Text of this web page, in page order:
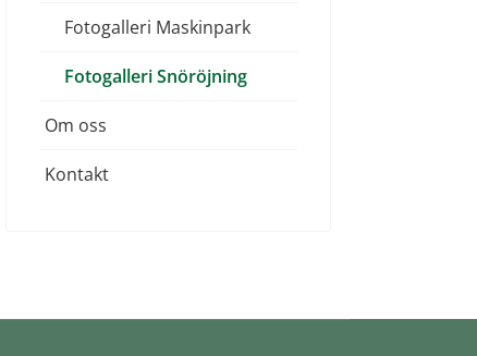
Fotogalleri Maskinpark
Fotogalleri Snöröjning
Om oss
Kontakt